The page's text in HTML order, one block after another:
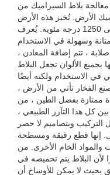
بلاط السيراميك من
الأرض. تُخبز هذه الأرض
في درجات حرارة تتراوح من 1000 إلى 1250 درجة مئوية. يُعرف
متانة وسهولة في الاستخدام
، تتم إضافة المعادن ،
بجميع الألوان تجعل البلاط
في الاستخدام ولكنه أيضًا
الفخار تأتي من الأرض ،
ممتازة بفضل الطين ، من
كل هذا التآزر الطبيعي ،
وبتصاميم لا حصر
إنها قطع رقيقة ومسطحة
والمواد الخام الأخرى. من
لأن البلاط يتم تحميصه في
بحيث لا يمكن للأوساخ أن